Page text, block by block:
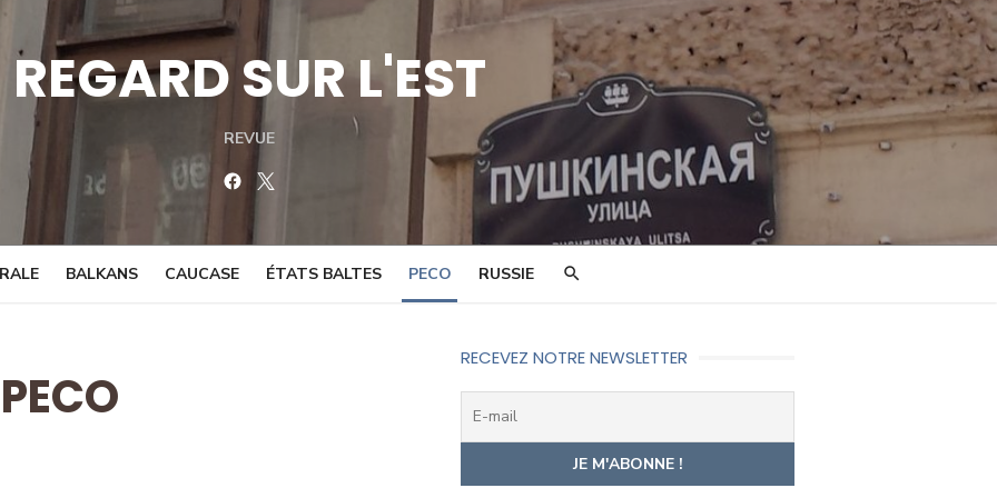
REGARD SUR L'EST
REVUE
Facebook
BALKANS CAUCASE ÉTATS BALTES PECO RUSSIE
PECO
RECEVEZ NOTRE NEWSLETTER